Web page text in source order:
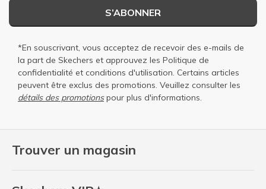
Trouver un magasin
S’ABONNER
*En souscrivant, vous acceptez de recevoir des e-mails de
la part de Skechers et approuvez les Politique de
confidentialité et conditions d'utilisation. Certains articles
peuvent être exclus des promotions. Veuillez consulter les
détails des promotionspour plus d'informations.